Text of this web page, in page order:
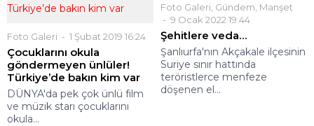
Foto Galeri 1 Şubat 2019 16:24
Çocuklarını okula
göndermeyen ünlüler!
Türkiye’de bakın kim var
DÜNYA'da pek çok ünlü film
ve müzik starı çocuklarını
okula...
Foto Galeri Gündem Manşet
9 Ocak 2022 19:44
Şehitlere veda…
Şanlıurfa'nın Akçakale ilçesinin
Suriye sınır hattında
teröristlerce menfeze
döşenen el...